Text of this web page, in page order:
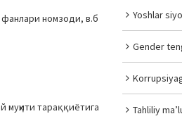
номзоди, в.б
тараққиётига
Yoshlar
Gender
Tahliliy